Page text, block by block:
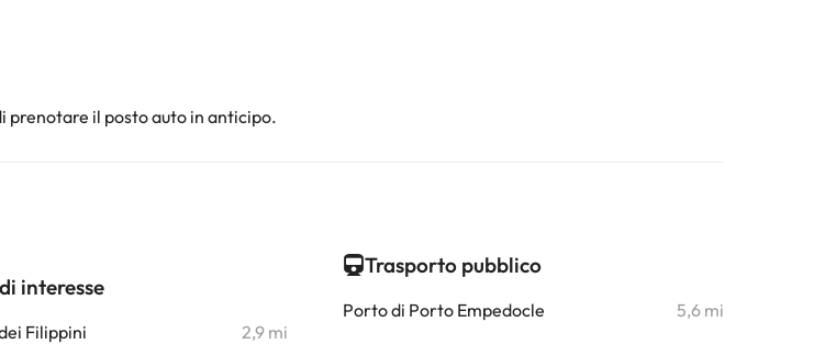
prenotare il posto auto in anticipo.
interesse
Filippini 2,9 mi
Trasporto pubblico
Porto di Porto Empedocle 5,6 mi